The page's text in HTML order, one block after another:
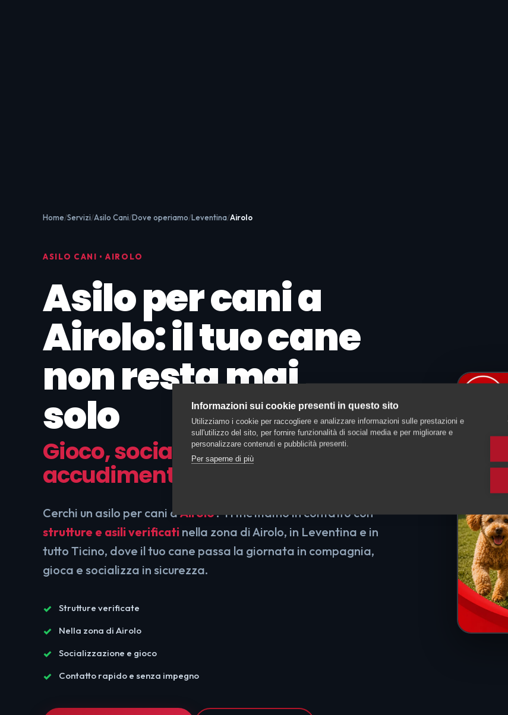
Home Servizi Asilo Cani Dove operiamo Leventina Airolo
ASILO CANI • AIROLO
Asilo per cani a
Airolo: il tuo cane
non resta mai
solo
Gioco, socializzazione e
accudimento in sicurezza
Cerchi un asilo per cani aAirolo? Ti mettiamo in contatto con
strutture e asili verificati nella zona di Airolo, in Leventina e in
tutto Ticino, dove il tuo cane passa la giornata in compagnia,
gioca e socializza in sicurezza.
Strutture verificate
Nella zona di Airolo
Socializzazione e gioco
Contatto rapido e senza impegno
Informazioni sui cookie presenti in questo sito
Utilizziamo i cookie per raccogliere e analizzare informazioni sulle prestazioni e
sull'utilizzo del sito, per fornire funzionalità di social media e per migliorare e
personalizzare contenuti e pubblicità presenti.
Per saperne di più